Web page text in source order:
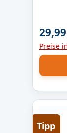
PWM-
für
Preise
Tipp